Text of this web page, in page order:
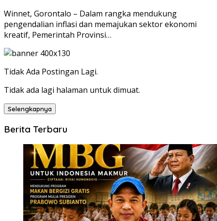
Winnet, Gorontalo – Dalam rangka mendukung
pengendalian inflasi dan memajukan sektor ekonomi
kreatif, Pemerintah Provinsi…
Tidak Ada Postingan Lagi.
Tidak ada lagi halaman untuk dimuat.
Selengkapnya
Berita Terbaru